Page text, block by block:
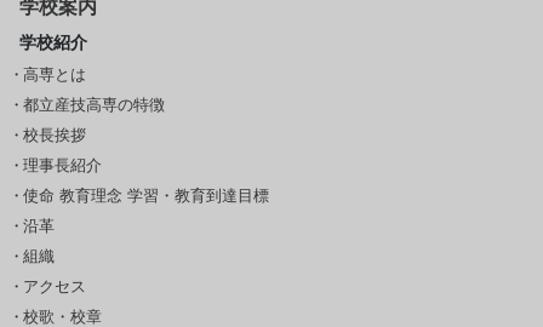
学校案内
学校紹介
高専とは
都立産技高専の特徴
校長挨拶
理事長紹介
使命 教育理念 学習・教育到達目標
沿革
組織
アクセス
校歌・校章